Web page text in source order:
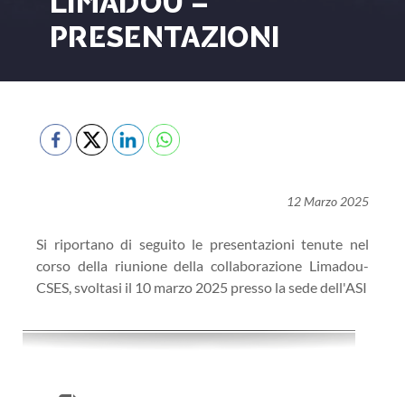
PRESENTAZIONI
12 Marzo 2025
Si riportano di seguito le presentazioni tenute nel
corso della riunione della collaborazione Limadou-
CSES, svoltasi il 10 marzo 2025 presso la sede dell'ASI